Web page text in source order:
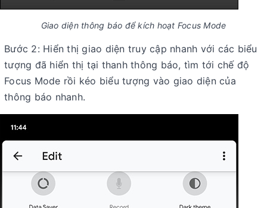
Giao diện thông báo để kích hoạt Focus Mode
Bước 2: Hiển thị giao diện truy cập nhanh với các biểu
tượng đã hiển thị tại thanh thông báo, tìm tới chế độ
Focus Mode rồi kéo biểu tượng vào giao diện của
thông báo nhanh.